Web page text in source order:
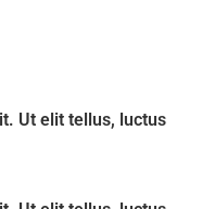
Ut elit tellus, luctus